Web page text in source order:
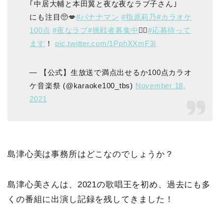
｢中居大輔と本田翼と夜な夜なラブ子さん｣
にも注目🥺💋#バナナマン #指原莉乃#カラオケ
100点 #夜なラブ#挑戦者募集中 ❤️‍🔥#応募待って
ます ！ pic.twitter.com/1PphXXmF3I
— 【公式】生放送で満点出せるか100点カラオ
ケ音楽祭 (@karaoke100_tbs) November 18,
2021
島津心美は事務所はどこなのでしょうか？
島津心美さんは、2021の歌唱王を初め、過去にも多
くの番組に出演し記録を残してきました！